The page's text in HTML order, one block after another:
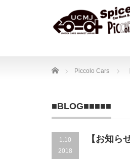
Home Piccolo Cars
■BLOG■■■■■
1.10
2018
【お知ら